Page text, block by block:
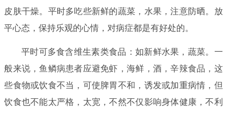
皮肤干燥。平时多吃些新鲜的蔬菜，水果，注意防晒。放
平心态，保持乐观的心情，对病症都是有好处的。
平时可多食含维生素类食品：如新鲜水果，蔬菜。一
般来说，鱼鳞病患者应避免虾，海鲜，酒，辛辣食品，这
些食物或饮食不当，可使脾胃不和，诱发或加重病情，但
饮食也不能太严格，太宽，不然不仅影响身体健康，不利